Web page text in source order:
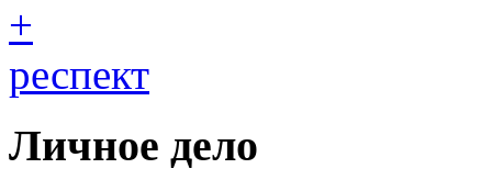
+
респект
Личное дело